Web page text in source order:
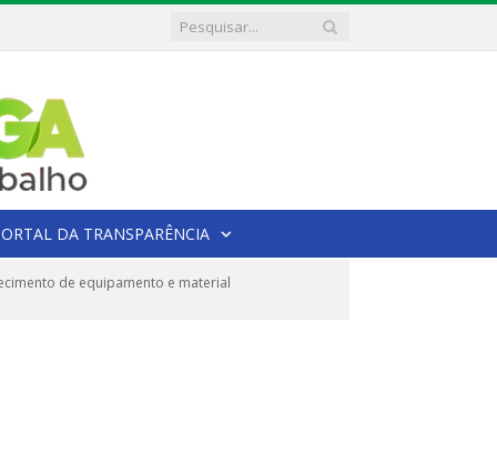
DA TRANSPARÊNCIA
de equipamento e material